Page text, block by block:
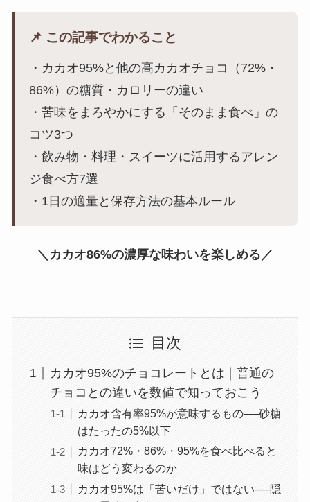
📌 この記事でわかること
・カカオ95%と他の高カカオチョコ（72%・
86%）の糖質・カロリーの違い
・苦味をまろやかにする「そのまま食べ」の
コツ3つ
・飲み物・料理・スイーツに活用するアレン
ジ食べ方7選
・1日の適量と保存方法の基本ルール
＼カカオ86%の濃厚な味わいを楽しめる／
目次
カカオ95%のチョコレートとは｜普通の
チョコとの違いを数値で知っておこう
カカオ含有率95%が意味するもの──砂糖
はたったの5%以下
カカオ72%・86%・95%を食べ比べると
味はどう変わるのか
カカオ95%は「苦いだけ」ではない──隠